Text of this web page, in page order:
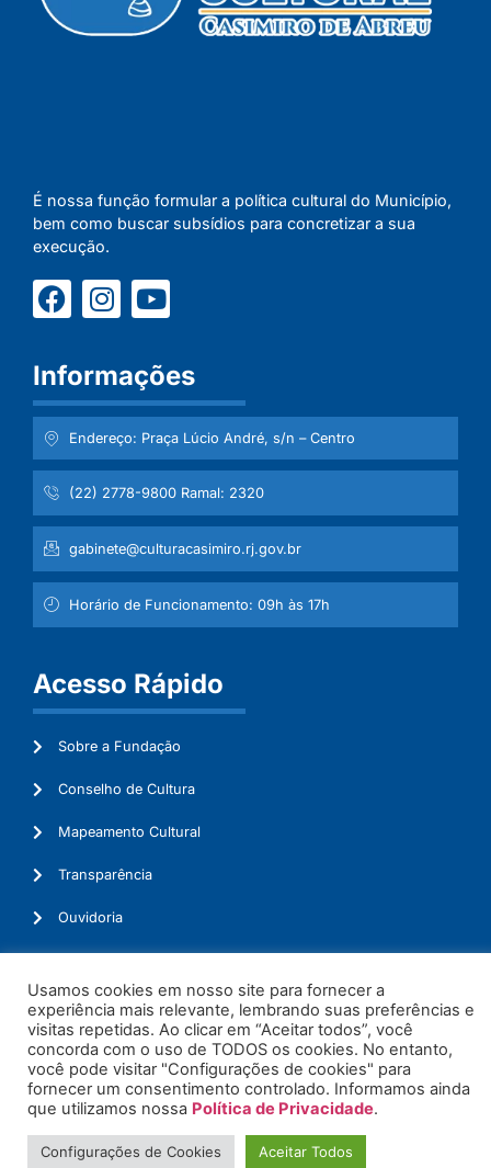
É nossa função formular a política cultural do Município,
bem como buscar subsídios para concretizar a sua
execução.
Informações
Endereço: Praça Lúcio André, s/n – Centro
(22) 2778-9800 Ramal: 2320
gabinete@culturacasimiro.rj.gov.br
Horário de Funcionamento: 09h às 17h
Acesso Rápido
Sobre a Fundação
Conselho de Cultura
Mapeamento Cultural
Transparência
Ouvidoria
© 2026. Todos os Direitos Reservados.
Usamos cookies em nosso site para fornecer a
experiência mais relevante, lembrando suas preferências e
visitas repetidas. Ao clicar em “Aceitar todos”, você
concorda com o uso de TODOS os cookies. No entanto,
você pode visitar "Configurações de cookies" para
fornecer um consentimento controlado. Informamos ainda
que utilizamos nossa Política de Privacidade.
Configurações de Cookies Aceitar Todos